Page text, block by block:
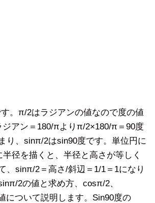
。π/2はラジアンの値なので度の値
ジアン＝180/πよりπ/2×180/π＝90度
り、sinπ/2はsin90度です。単位円に
径を描くと、半径と高さが等しく
、sinπ/2＝高さ/斜辺＝1/1＝1になり
2の値と求め方、cosπ/2、
について説明します。Sin90度の